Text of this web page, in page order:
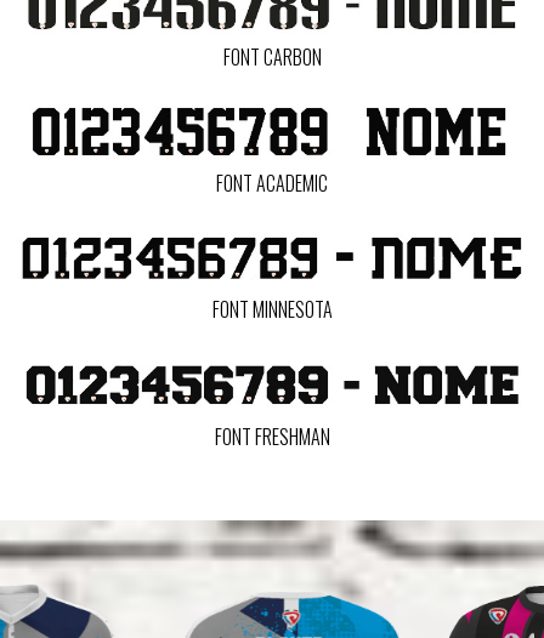
FONT CARBON
FONT ACADEMIC
FONT MINNESOTA
FONT FRESHMAN